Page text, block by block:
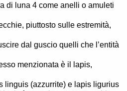
di luna 4 come anelli o amuleti
piuttosto sulle estremità,
dal guscio quelli che l’entità
menzionata è il lapis,
linguis (azzurrite) e lapis ligurius